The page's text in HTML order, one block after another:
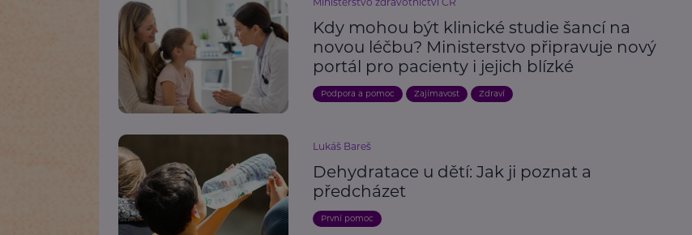
Kdy mohou být klinické studie šancí na
novou léčbu? Ministerstvo připravuje nový
portál pro pacienty i jejich blízké
Podpora a pomoc Zajímavost Zdraví
Lukáš Bareš
Dehydratace u dětí: Jak ji poznat a
předcházet
První pomoc